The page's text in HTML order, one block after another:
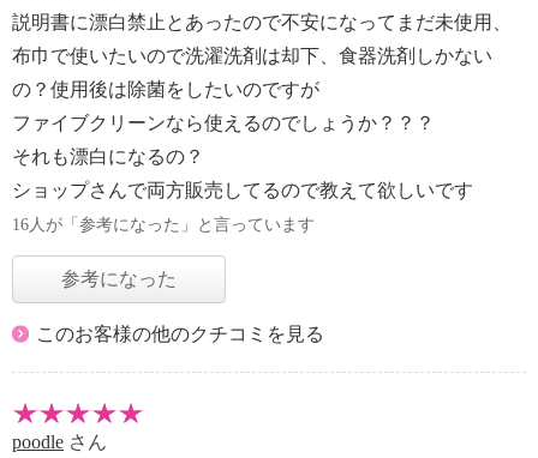
説明書に漂白禁止とあったので不安になってまだ未使用、
布巾で使いたいので洗濯洗剤は却下、食器洗剤しかない
の？使用後は除菌をしたいのですが
ファイブクリーンなら使えるのでしょうか？？？
それも漂白になるの？
ショップさんで両方販売してるので教えて欲しいです
16人が「参考になった」と言っています
参考になった
このお客様の他のクチコミを見る
poodle さん